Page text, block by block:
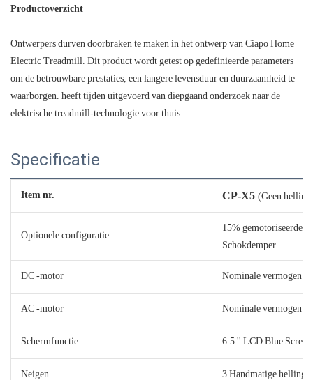
Productoverzicht
Ontwerpers durven doorbraken te maken in het ontwerp van Ciapo Home
Electric Treadmill. Dit product wordt getest op gedefinieerde parameters
om de betrouwbare prestaties, een langere levensduur en duurzaamheid te
waarborgen. heeft tijden uitgevoerd van diepgaand onderzoek naar de
elektrische treadmill-technologie voor thuis.
Specificatie
Item nr. CP-X5 (Geen
Optionele configuratie
15% gemotoriseerde
Schokdemper
DC -motor Nominale vermogen
AC -motor Nominale vermogen
Schermfunctie 6.5 '' LCD Blue Screen
Neigen 3 Handmatige helling